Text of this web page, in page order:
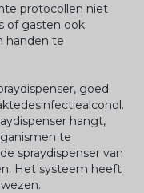
protocollen niet
of gasten ook
handen te
goed
hangt,
te
spraydispenser van
Het systeem heeft